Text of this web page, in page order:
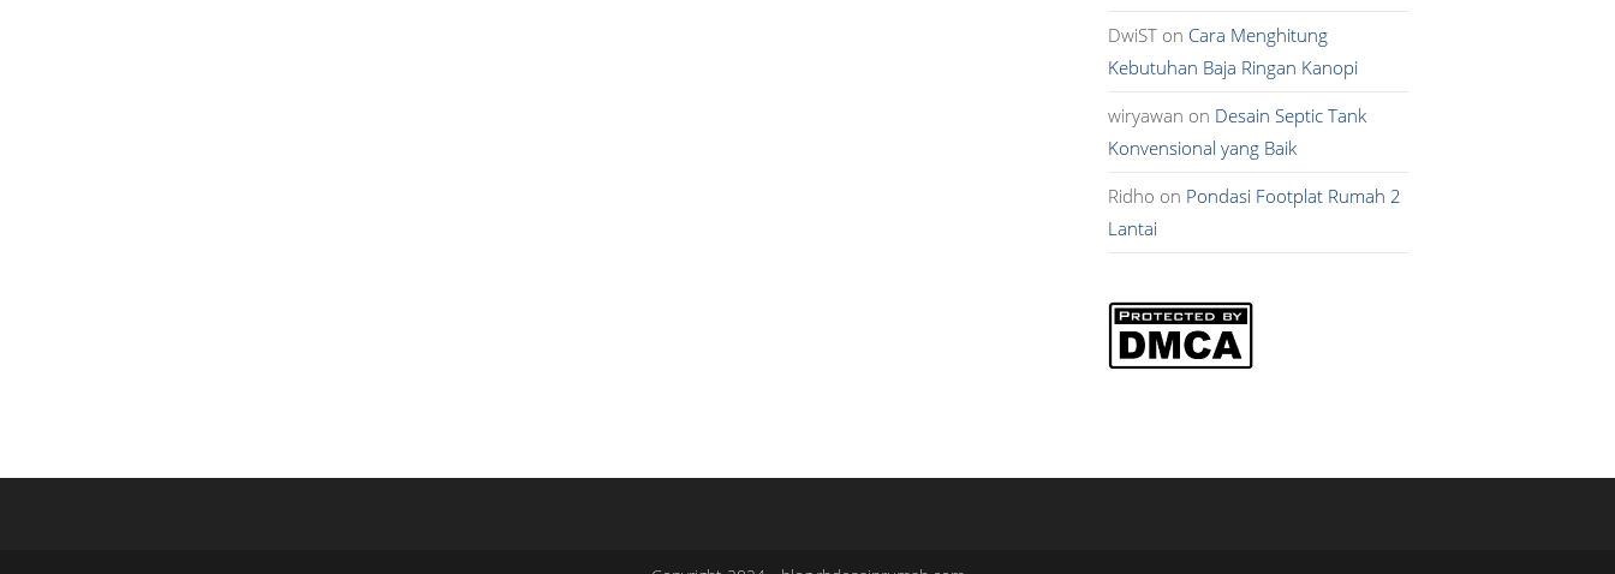
DwiST on Cara Menghitung
Kebutuhan Baja Ringan Kanopi
wiryawan on Desain Septic Tank
Konvensional yang Baik
Ridho on Pondasi Footplat Rumah 2
Lantai